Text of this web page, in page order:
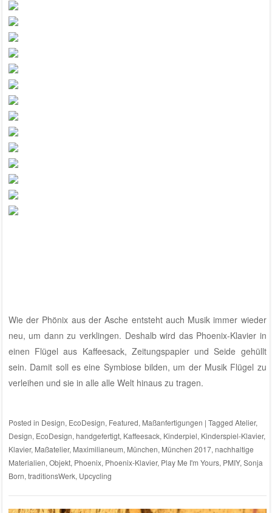
Posted inDesign EcoDesign Featured |Tagged Atelier
EcoDesign Kaffeesack, Kinderpiel Kinderspiel-Klavier
Klavier,Maßatelier ,Maximilianeum,München,München 2017,nachhaltige
Materialien ,Objekt, Phoenix ,Phoenix-Klavier,Play Me I'm Yours